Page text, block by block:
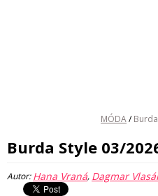
MÓDA/
Burda Style 03/
Autor:Hana Vraná, Dagmar